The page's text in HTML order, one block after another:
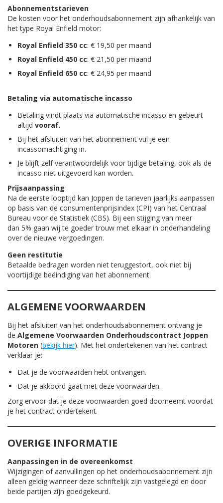
Abonnementstarieven
De kosten voor het onderhoudsabonnement zijn afhankelijk van
het type Royal Enfield motor:
Royal Enfield 350 cc: € 19,50 per maand
Royal Enfield 450 cc: € 21,50 per maand
Royal Enfield 650 cc: € 24,95 per maand
Betaling via automatische incasso
Betaling vindt plaats via automatische incasso en gebeurt
altijd vooraf.
Bij het afsluiten van het abonnement vul je een
incassomachtiging in.
Je blijft zelf verantwoordelijk voor tijdige betaling, ook als de
incasso niet uitgevoerd kan worden.
Prijsaanpassing
Na de eerste looptijd kan Joppen de tarieven jaarlijks aanpassen
op basis van de consumentenprijsindex (CPI) van het Centraal
Bureau voor de Statistiek (CBS). Bij een stijging van meer
dan 5% gaan wij te goeder trouw met elkaar in onderhandeling
over de nieuwe vergoedingen.
Geen restitutie
Betaalde bedragen worden niet teruggestort, ook niet bij
voortijdige beëindiging van het abonnement.
ALGEMENE VOORWAARDEN
Bij het afsluiten van het onderhoudsabonnement ontvang je
de Algemene Voorwaarden Onderhoudscontract Joppen
Motoren (bekijk hier). Met het ondertekenen van het contract
verklaar je:
Dat je de voorwaarden hebt ontvangen.
Dat je akkoord gaat met deze voorwaarden.
Zorg ervoor dat je deze voorwaarden goed doorneemt voordat
je het contract ondertekent.
OVERIGE INFORMATIE
Aanpassingen in de overeenkomst
Wijzigingen of aanvullingen op het onderhoudsabonnement zijn
alleen geldig wanneer deze schriftelijk zijn vastgelegd en door
beide partijen zijn goedgekeurd.